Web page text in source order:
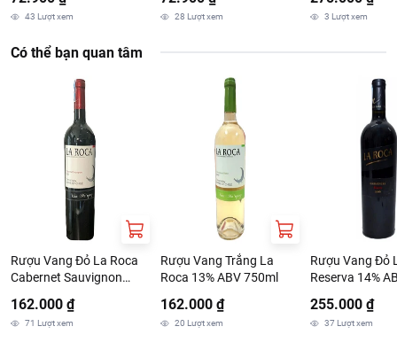
(EA)
43 Lượt xem 28 Lượt xem 3 Lượt xem
Có thể bạn quan tâm
Rượu Vang Đỏ La Roca
Cabernet Sauvignon
162.000 ₫
71 Lượt xem
Rượu Vang Trắng La
Roca 13% ABV 750ml
162.000 ₫
20 Lượt xem
Rượu Vang Đỏ
Reserva 14%
255.000 ₫
37 Lượt xem